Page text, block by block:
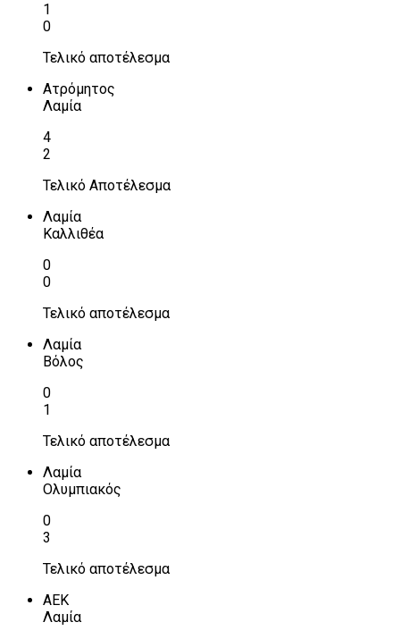
1
0
Τελικό αποτέλεσμα
Ατρόμητος
Λαμία
4
2
Τελικό Αποτέλεσμα
Λαμία
Καλλιθέα
0
0
Τελικό αποτέλεσμα
Λαμία
Βόλος
0
1
Τελικό αποτέλεσμα
Λαμία
Ολυμπιακός
0
3
Τελικό αποτέλεσμα
ΑΕΚ
Λαμία